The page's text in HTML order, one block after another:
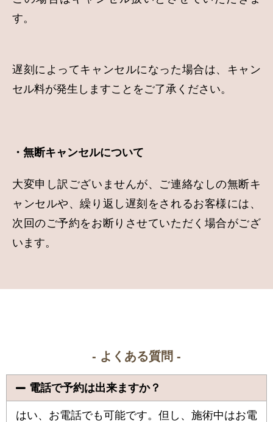
す。
遅刻によってキャンセルになった場合は、キャン
セル料が発生しますことをご了承ください。
・無断キャンセルについて
大変申し訳ございませんが、ご連絡なしの無断キ
ャンセルや、繰り返し遅刻をされるお客様には、
次回のご予約をお断りさせていただく場合がござ
います。
- よくある質問 -
電話で予約は出来ますか？
はい、お電話でも可能です。但し、施術中はお電